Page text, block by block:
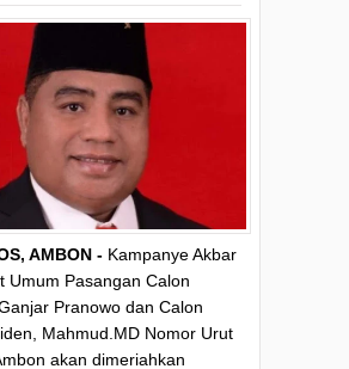
AMBON - Kampanye Akbar
Umum Pasangan Calon
Pranowo dan Calon
Mahmud.MD Nomor Urut
akan dimeriahkan